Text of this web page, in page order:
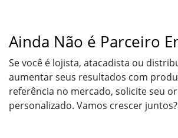
Ainda Não é Parceiro
Se você é lojista, atacadista ou
aumentar seus resultados com
referência no mercado, solicite seu
personalizado. Vamos crescer juntos?